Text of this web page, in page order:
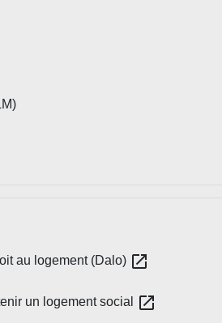
au logement (Dalo) open_in_new
un logement social open_in_new